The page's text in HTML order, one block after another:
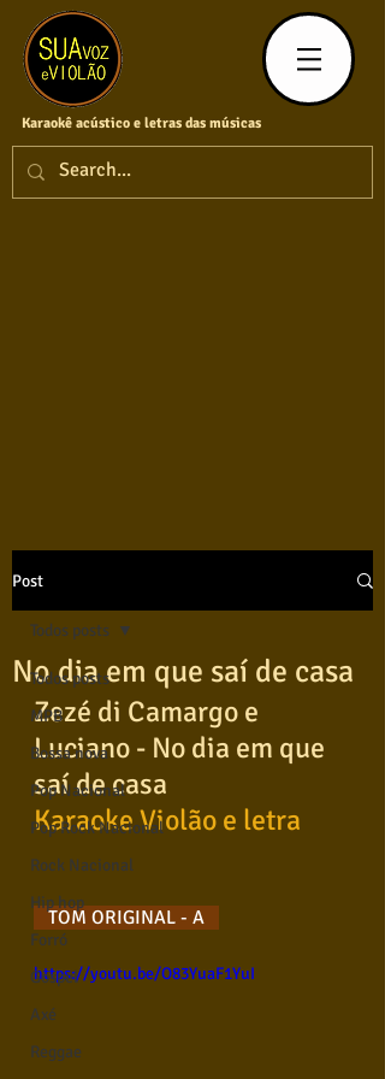
Karaokê acústico e letras das músicas
Post
Todos posts
MPB
Bossa nova
Pop Nacional
Pop Rock Nacional
Rock Nacional
Hip hop
Forró
Gospel
Axé
Reggae
Todos posts
No dia em que saí de casa
Zezé di Camargo e
Luciano - No dia em que
saí de casa
Karaoke Violão e letra
TOM ORIGINAL - A
https://youtu.be/O83YuaF1YuI